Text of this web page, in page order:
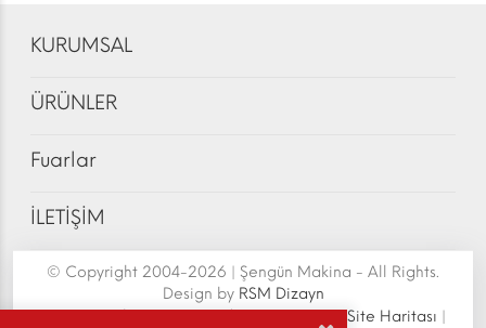
KURUMSAL
ÜRÜNLER
Fuarlar
İLETİŞİM
© Copyright 2004-2026 | Şengün Makina - All Rights.
Design by RSM Dizayn
Site Haritası |